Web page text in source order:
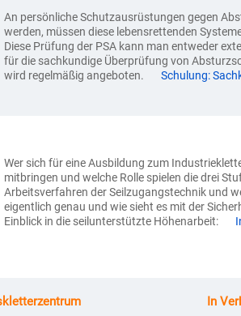
An persönliche Schutzausrüstungen gegen
werden, müssen diese lebensrettenden
Diese Prüfung der PSA kann man entweder
für die sachkundige Überprüfung von
wird regelmäßig angeboten.
Schulung:
Wer sich für eine Ausbildung zum
mitbringen und welche Rolle spielen die drei
Arbeitsverfahren der Seilzugangstechnik und
eigentlich genau und wie sieht es mit der
Einblick in die seilunterstützte Höhenarbeit:
In